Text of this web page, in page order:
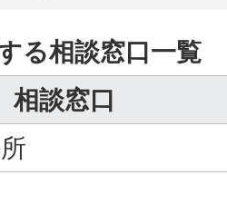
る相談窓口一覧
相談窓口